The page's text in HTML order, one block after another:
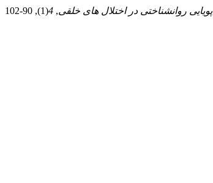
پویایی روانشناختی در اختلال های خلقی,
4